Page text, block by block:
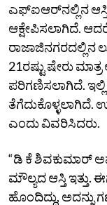
ಎಫ್‌ಐಆರ್‌ನಲ್ಲಿನ ಆಸ್ತಿ
ಆಕ್ಷೇಪಿಸಲಾಗಿದೆ.
ರಾಜಾಜಿನಗರದಲ್ಲಿನ
21ರಷ್ಟು ಷೇರು
ಪರಿಗಣಿಸಲಾಗಿದೆ.
ತೆಗೆದುಕೊಳ್ಳಲಾಗಿದೆ.
ಎಂದು ವಿವರಿಸಿದರು.
“ಡಿ ಕೆ ಶಿವಕುಮಾರ್‌
ಮೌಲ್ಯದ ಆಸ್ತಿ
ಹೊಂದಿದ್ದು, ಅದನ್ನು